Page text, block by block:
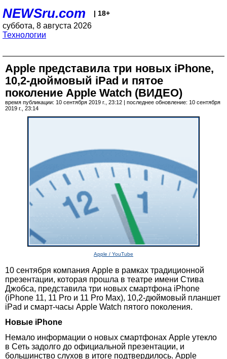
NEWSru.com | 18+
суббота, 8 августа 2026
Технологии
Apple представила три новых iPhone,
10,2-дюймовый iPad и пятое
поколение Apple Watch (ВИДЕО)
время публикации: 10 сентября 2019 г., 23:12 | последнее обновление: 10 сентября
2019 г., 23:14
Apple / YouTube
10 сентября компания Apple в рамках традиционной
презентации, которая прошла в театре имени Стива
Джобса, представила три новых смартфона iPhone
(iPhone 11, 11 Pro и 11 Pro Max), 10,2-дюймовый планшет
iPad и смарт-часы Apple Watch пятого поколения.
Новые iPhone
Немало информации о новых смартфонах Apple утекло
в Сеть задолго до официальной презентации, и
большинство слухов в итоге подтвердилось. Apple